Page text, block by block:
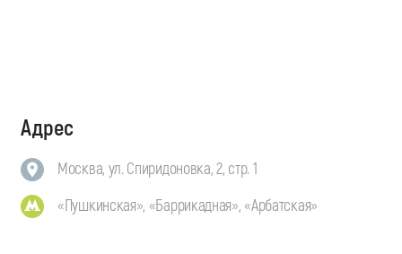
Адрес
Москва, ул. Спиридоновка, 2, стр. 1
«Пушкинская», «Баррикадная», «Арбатская»